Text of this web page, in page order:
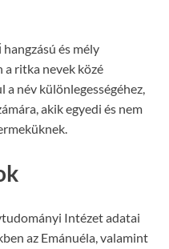
és mély
a ritka nevek közé
a név különlegességéhez,
akik egyedi és nem
Intézet adatai
az Emánuéla, valamint